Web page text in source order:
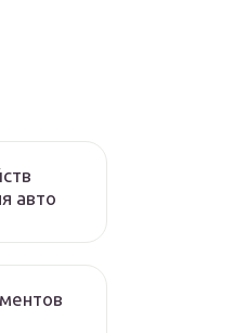
авто